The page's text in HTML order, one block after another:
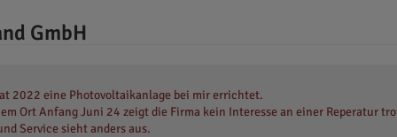
GmbH
2022 eine Photovoltaikanlage bei mir errichtet.
Ort Anfang Juni 24 zeigt die Firma kein Interesse an einer Reperatur
Service sieht anders aus.